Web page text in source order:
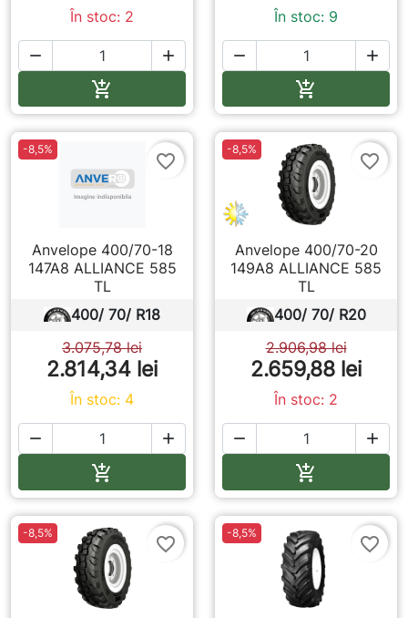
În stoc: 2
 

În stoc: 9
 

-8,5%
favorite_border
Anvelope 400/70-18
147A8 ALLIANCE 585
TL
400/ 70/ R18
2.814,34 lei
3.075,78 lei
În stoc: 4
 

-8,5%
favorite_border
Anvelope 400/70-20
149A8 ALLIANCE 585
TL
400/ 70/ R20
2.659,88 lei
2.906,98 lei
În stoc: 2
 

-8,5%
favorite_border
-8,5%
favorite_border